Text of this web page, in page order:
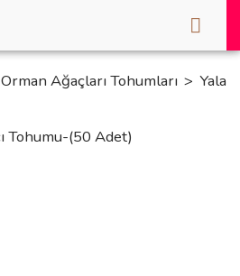
Orman Ağaçları Tohumları